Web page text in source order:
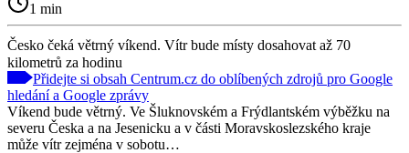
1 min
Česko čeká větrný víkend. Vítr bude místy dosahovat až 70
kilometrů za hodinu
Přidejte si obsah Centrum.cz do oblíbených zdrojů pro Google
hledání a Google zprávy
Víkend bude větrný. Ve Šluknovském a Frýdlantském výběžku na
severu Česka a na Jesenicku a v části Moravskoslezského kraje
může vítr zejména v sobotu…